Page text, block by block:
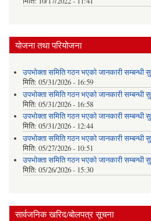
योजना तथा परियोजना
उपभोक्ता समिति गठन भएको जानकारी सम्बन्धी
मिति: 05/31/2026 - 16:59
उपभोक्ता समिति गठन भएको जानकारी सम्बन्धी
मिति: 05/31/2026 - 16:58
उपभोक्ता समिति गठन भएको जानकारी सम्बन्धी
मिति: 05/31/2026 - 12:44
उपभोक्ता समिति गठन भएको जानकारी सम्बन्धी
मिति: 05/27/2026 - 10:51
उपभोक्ता समिति गठन भएको जानकारी सम्बन्धी
मिति: 05/26/2026 - 15:30
सार्वजनिक खरिद/बोलपत्र सूचना